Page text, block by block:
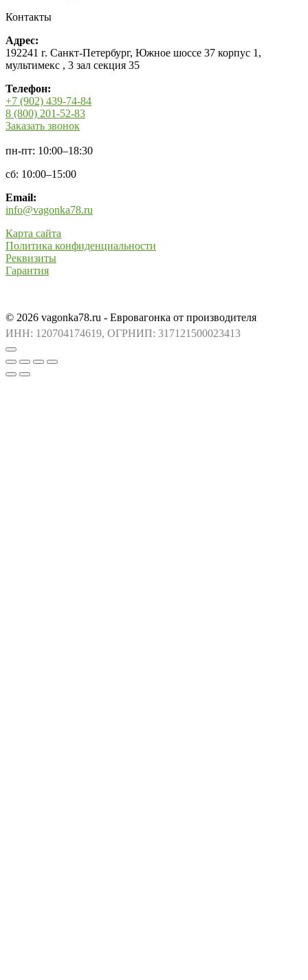
Контакты
Адрес:
192241 г. Санкт-Петербург, Южное шоссе 37 корпус 1,
мультимекс , 3 зал секция 35
Телефон:
+7 (902) 439-74-84
8 (800) 201-52-83
Заказать звонок
пн-пт: 10:00–18:30
сб: 10:00–15:00
Email:
info@vagonka78.ru
Карта сайта
Политика конфиденциальности
Реквизиты
Гарантия
© 2026 vagonka78.ru - Евровагонка от производителя
ИНН: 120704174619, ОГРНИП: 317121500023413